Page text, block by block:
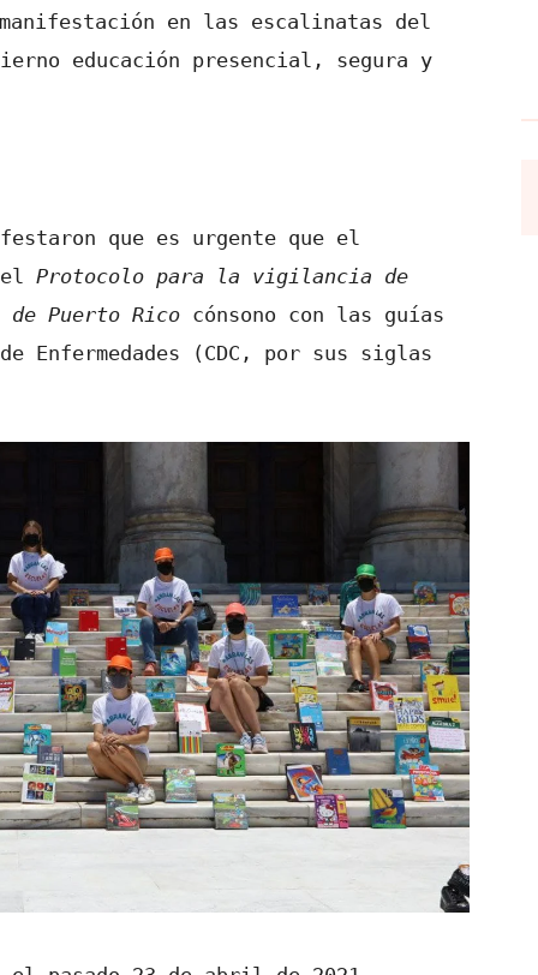
en las escalinatas del
educación presencial, segura y
que es urgente que el
el Protocolo para la vigilancia de
de Puerto Rico cónsono con las guías
Enfermedades (CDC, por sus siglas